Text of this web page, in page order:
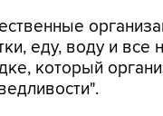
еду, воду и все
который